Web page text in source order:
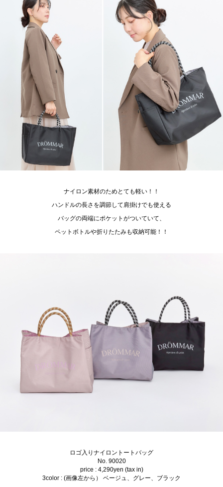
ナイロン素材のためとても軽い！！
ハンドルの長さを調節して肩掛けでも使える
バッグの両端にポケットがついていて、
ペットボトルや折りたたみも収納可能！！
ロゴ入りナイロントートバッグ
No. 90020
price : 4,290yen (tax in)
3color : (画像左から） ベージュ、グレー、ブラック